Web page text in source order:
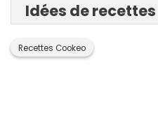
Idées de recettes
Recettes Cookeo